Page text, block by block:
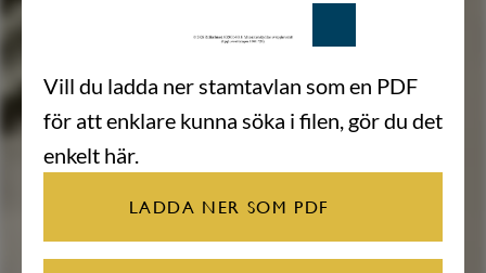
Vill du ladda ner stamtavlan som en PDF
för att enklare kunna söka i filen, gör du det
enkelt här.
LADDA NER SOM PDF